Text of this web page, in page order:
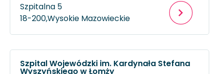
Szpitalna 5
18-200,Wysokie Mazowieckie
Szpital Wojewódzki im. Kardynała Stefana
Wyszyńskiego w Łomży